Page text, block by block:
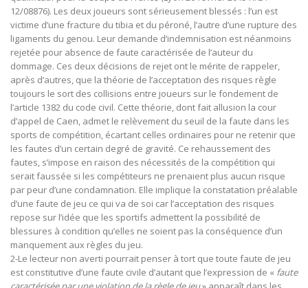
12/08876). Les deux joueurs sont sérieusement blessés : l’un est
victime d’une fracture du tibia et du péroné, l’autre d’une rupture des
ligaments du genou. Leur demande d’indemnisation est néanmoins
rejetée pour absence de faute caractérisée de l’auteur du
dommage. Ces deux décisions de rejet ont le mérite de rappeler,
après d’autres, que la théorie de l’acceptation des risques règle
toujours le sort des collisions entre joueurs sur le fondement de
l’article 1382 du code civil. Cette théorie, dont fait allusion la cour
d’appel de Caen, admet le relèvement du seuil de la faute dans les
sports de compétition, écartant celles ordinaires pour ne retenir que
les fautes d’un certain degré de gravité. Ce rehaussement des
fautes, s’impose en raison des nécessités de la compétition qui
serait faussée si les compétiteurs ne prenaient plus aucun risque
par peur d’une condamnation. Elle implique la constatation préalable
d’une faute de jeu ce qui va de soi car l’acceptation des risques
repose sur l’idée que les sportifs admettent la possibilité de
blessures à condition qu’elles ne soient pas la conséquence d’un
manquement aux règles du jeu.
2-Le lecteur non averti pourrait penser à tort que toute faute de jeu
est constitutive d’une faute civile d’autant que l’expression de « faute